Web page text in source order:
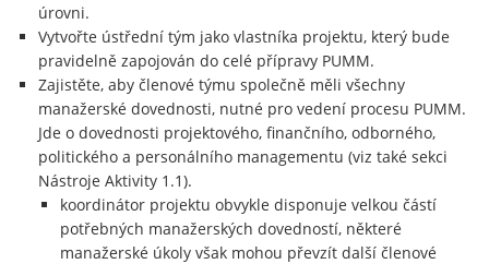
úrovni.
Vytvořte ústřední tým jako vlastníka projektu, který bude
pravidelně zapojován do celé přípravy PUMM.
Zajistěte, aby členové týmu společně měli všechny
manažerské dovednosti, nutné pro vedení procesu PUMM.
Jde o dovednosti projektového, finančního, odborného,
politického a personálního managementu (viz také sekci
Nástroje Aktivity 1.1).
koordinátor projektu obvykle disponuje velkou částí
potřebných manažerských dovedností, některé
manažerské úkoly však mohou převzít další členové